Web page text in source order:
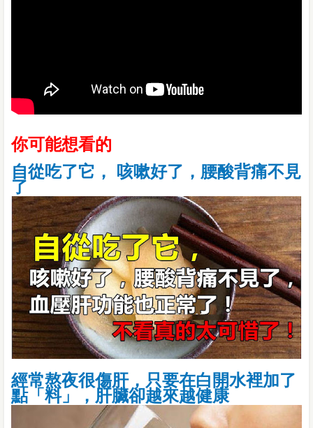
你可能想看的
自從吃了它， 咳嗽好了，腰酸背痛不見
了
經常熬夜很傷肝，只要在白開水裡加了
點「料」，肝臟卻越來越健康